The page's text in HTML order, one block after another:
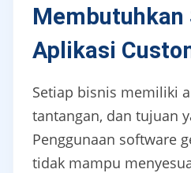
Aplikasi
Setiap bisnis memiliki
tantangan, dan tujuan
Penggunaan software
tidak mampu